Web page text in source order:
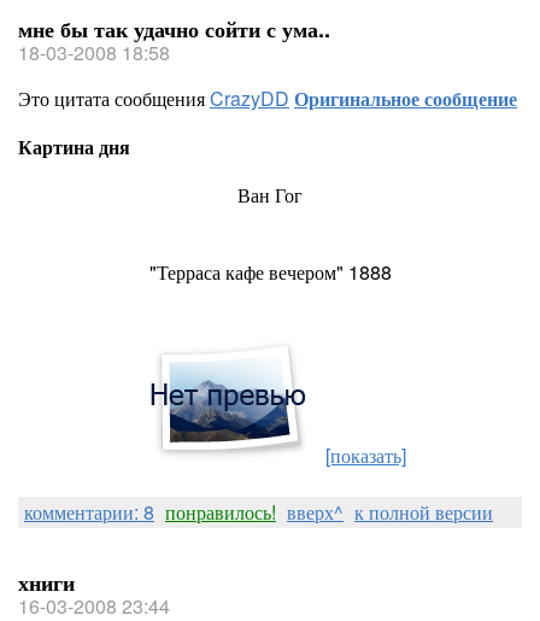
мне бы так удачно сойти с ума..
18-03-2008 18:58
Это цитата сообщенияCrazyDD Оригинальное сообщение
Картина дня
Ван Гог
"Терраса кафе вечером" 1888
[показать]
комментарии: 8 понравилось! вверх^ к полной версии
хниги
16-03-2008 23:44